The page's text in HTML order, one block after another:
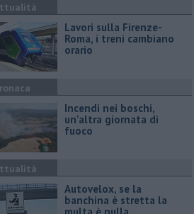
Lavori sulla Firenze-
Roma, i treni cambiano
orario
Incendi nei boschi,
un'altra giornata di
fuoco
Autovelox, se la
banchina è stretta la